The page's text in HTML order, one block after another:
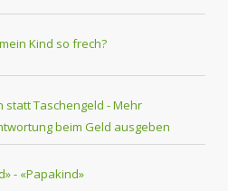
Kind so frech?
statt Taschengeld - Mehr
beim Geld ausgeben
- «Papakind»